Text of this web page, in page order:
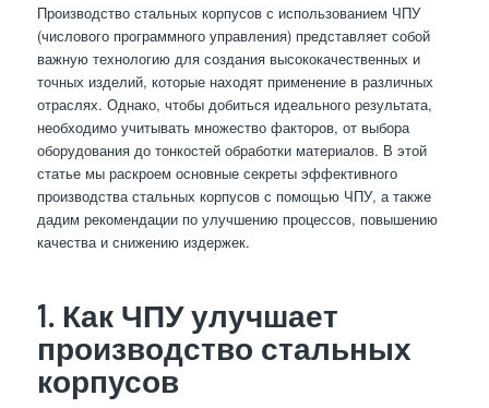
Производство стальных корпусов с использованием ЧПУ
(числового программного управления) представляет собой
важную технологию для создания высококачественных и
точных изделий, которые находят применение в различных
отраслях. Однако, чтобы добиться идеального результата,
необходимо учитывать множество факторов, от выбора
оборудования до тонкостей обработки материалов. В этой
статье мы раскроем основные секреты эффективного
производства стальных корпусов с помощью ЧПУ, а также
дадим рекомендации по улучшению процессов, повышению
качества и снижению издержек.
1. Как ЧПУ улучшает
производство стальных
корпусов